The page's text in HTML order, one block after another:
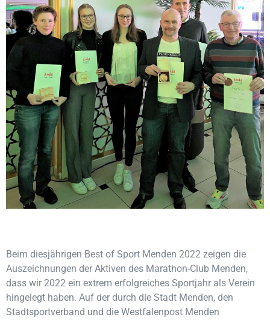
Beim diesjährigen Best of Sport Menden 2022 zeigen die
Auszeichnungen der Aktiven des Marathon-Club Menden,
dass wir 2022 ein extrem erfolgreiches Sportjahr als Verein
hingelegt haben. Auf der durch die Stadt Menden, den
Stadtsportverband und die Westfalenpost Menden